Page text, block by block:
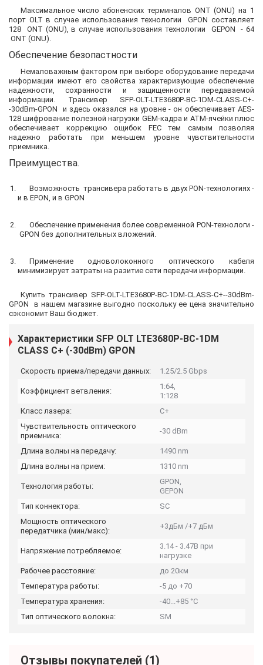
Максимальное число абоненских терминалов ONT (ONU) на 1
порт OLT в случае использования технологии GPON составляет
128 ONT (ONU), в случае использования технологии GEPON - 64
ONT (ONU).
Обеспечение безопастности
Немаловажным фактором при выборе оборудование передачи
информации имеют его свойства характеризующие обеспечение
надежности, сохранности и защищенности передаваемой
информации. Трансивер SFP-OLT-LTE3680P-BC-1DM-CLASS-C+-
-30dBm-GPON и здесь оказался на уровне - он обеспечивает AES-
128 шифрование полезной нагрузки GEM-кадра и ATM-ячейки плюс
обеспечивает коррекцию ощибок FEC тем самым позволяя
надежно работать при меньшем уровне чувствительности
приемника.
Преимущества.
Возможность трансивера работать в двух PON-технологиях -
и в EPON, и в GPON
Обеспечение применения более современной PON-технологи -
GPON без дополнительных вложений.
Применение одноволоконного оптического кабеля
минимизирует затраты на разитие сети передачи информации.
Купить трансивер SFP-OLT-LTE3680P-BC-1DM-CLASS-C+--30dBm-
GPON в нашем магазине выгодно поскольку ее цена значительно
сэкономит Ваш бюджет.
Характеристики SFP OLT LTE3680P-BC-1DM
CLASS C+ (-30dBm) GPON
Скорость приема/передачи данных: 1.25/2.5 Gbps
Коэффициент ветвления:
1:64,
1:128
Класс лазера:
C+
Чувствительность оптического
приемника:
-30 dBm
Длина волны на передачу:
1490 nm
Длина волны на прием:
1310 nm
Технология работы:
GPON,
GEPON
Тип коннектора:
SC
Мощность оптического
передатчика (мин/макс):
+3дБм /+7 дБм
Напряжение потребляемое:
3.14 - 3.47В при
нагрузке
Рабочее расстояние:
до 20км
Температура работы:
-5 до +70
Температура хранения:
-40...+85 °C
Тип оптического волокна:
SM
Отзывы покупателей (1)